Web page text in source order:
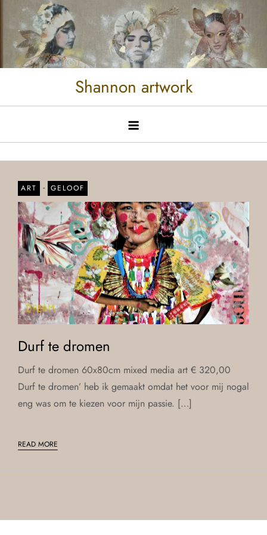
Shannon artwork
ART - GELOOF
Durf te dromen
Durf te dromen 60x80cm mixed media art € 320,00
Durf te dromen’ heb ik gemaakt omdat het voor mij nogal
eng was om te kiezen voor mijn passie. […]
READ MORE